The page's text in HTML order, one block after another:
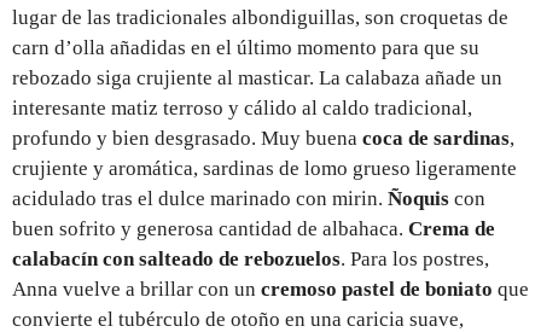
lugar de las tradicionales albondiguillas, son croquetas de
carn d’olla añadidas en el último momento para que su
rebozado siga crujiente al masticar. La calabaza añade un
interesante matiz terroso y cálido al caldo tradicional,
profundo y bien desgrasado. Muy buena coca de sardinas,
crujiente y aromática, sardinas de lomo grueso ligeramente
acidulado tras el dulce marinado con mirin. Ñoquis con
buen sofrito y generosa cantidad de albahaca. Crema de
calabacín con salteado de rebozuelos. Para los postres,
Anna vuelve a brillar con un cremoso pastel de boniato que
convierte el tubérculo de otoño en una caricia suave,